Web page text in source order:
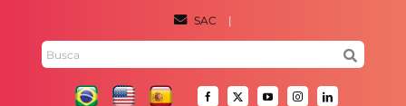
SAC |
Facebook
X YouTubeInstagramLinkedIn